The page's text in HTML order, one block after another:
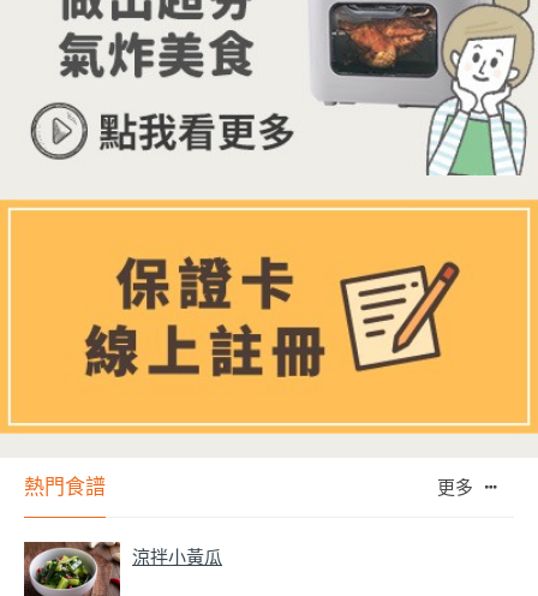
熱門食譜 更多
涼拌小黃瓜